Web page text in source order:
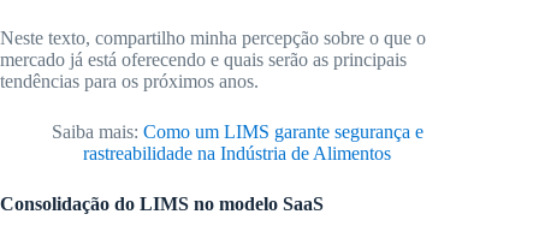
Neste texto, compartilho minha percepção sobre o que o
mercado já está oferecendo e quais serão as principais
tendências para os próximos anos.
Saiba mais: Como um LIMS garante segurança e
rastreabilidade na Indústria de Alimentos​
Consolidação do LIMS no modelo SaaS